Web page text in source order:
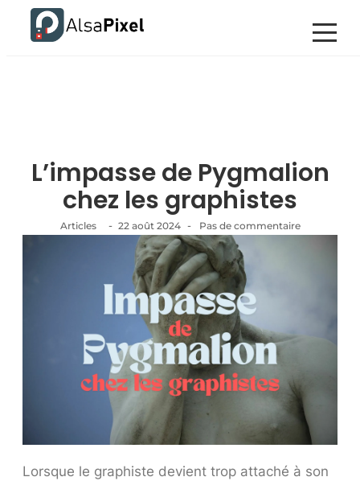
L’impasse de Pygmalion
chez les graphistes
Articles - 22 août 2024 - Pas de commentaire
Lorsque le graphiste devient trop attaché à son